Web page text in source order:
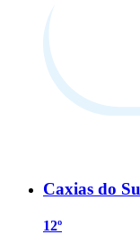
Caxias do
12º